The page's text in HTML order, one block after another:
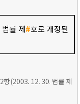
법률 제#호로 개정된
항(2003. 12. 30. 법률 제